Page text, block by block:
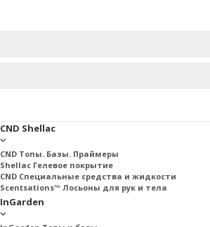
CND Shellac
CND Топы. Базы. Праймеры
Shellac Гелевое покрытие
CND Специальные средства и жидкости
Scentsations™ Лосьоны для рук и тела
InGarden